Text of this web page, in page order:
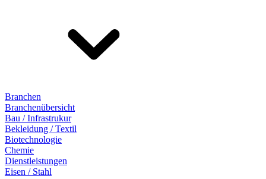
Branchen
Branchenübersicht
Bau / Infrastrukur
Bekleidung / Textil
Biotechnologie
Chemie
Dienstleistungen
Eisen / Stahl